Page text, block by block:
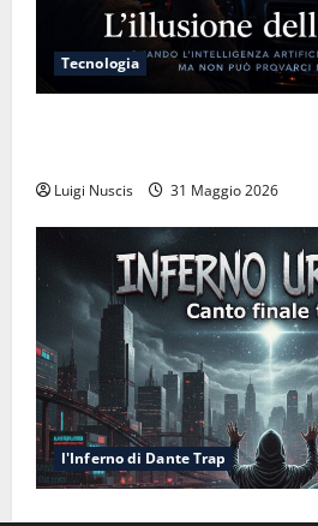
Tecnologia
Luigi Nuscis 31 Maggio 2026
l'Inferno di Dante Trap